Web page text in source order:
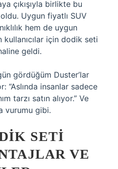
çıkışıyla birlikte bu
Uygun fiyatlı SUV
hem de uygun
için dodik seti
geldi.
gördüğüm Duster’lar
“Aslında insanlar sadece
tarzı satın alıyor.” Ve
vurumu gibi.
SETI
VE